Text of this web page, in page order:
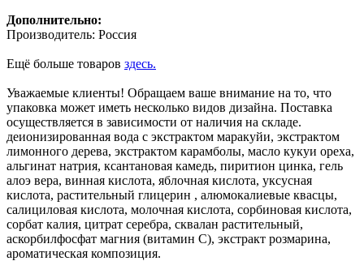
Дополнительно:
Производитель: Россия
Ещё больше товаров здесь.
Уважаемые клиенты! Обращаем ваше внимание на то, что
упаковка может иметь несколько видов дизайна. Поставка
осуществляется в зависимости от наличия на складе.
деионизированная вода с экстрактом маракуйи, экстрактом
лимонного дерева, экстрактом карамболы, масло кукуи ореха,
альгинат натрия, ксантановая камедь, пиритион цинка, гель
алоэ вера, винная кислота, яблочная кислота, уксусная
кислота, растительный глицерин , алюмокалиевые квасцы,
салициловая кислота, молочная кислота, сорбиновая кислота,
сорбат калия, цитрат серебра, сквалан растительный,
аскорбилфосфат магния (витамин С), экстракт розмарина,
ароматическая композиция.